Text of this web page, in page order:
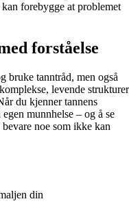
forebygge at problemet
forståelse
bruke tanntråd, men også
levende strukturer
du kjenner tannens
munnhelse – og å se
noe som ikke kan
din